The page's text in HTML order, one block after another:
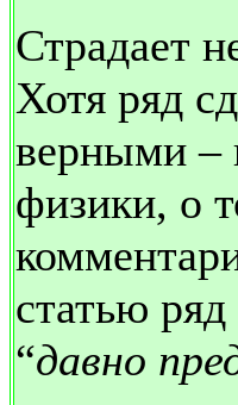
Страдает
Хотя ряд
верными –
физики, о
статью
“давно